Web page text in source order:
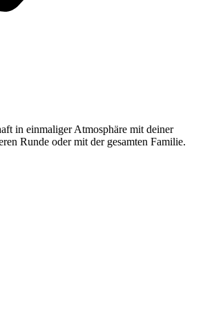
in einmaliger Atmosphäre mit deiner
Runde oder mit der gesamten Familie.